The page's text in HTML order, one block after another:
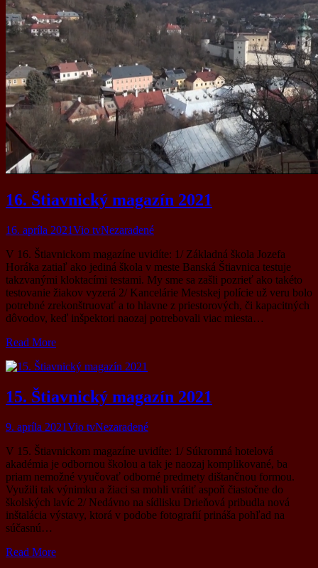
16. Štiavnický magazín 2021
16. apríla 2021Vio tvNezaradené
V 16. Štiavnickom magazíne uvidíte: 1/ Základná škola Jozefa
Horáka zatiaľ ako jediná škola v meste Banská Štiavnica testuje
takzvanými kloktacími testami. My sme sa zašli pozrieť ako takéto
testovanie žiakov vyzerá 2/ Kancelárie Mestskej polície už veru bolo
potrebné zrekonštruovať a to hlavne z priestorových, či kapacitných
dôvodov, keď inšpektori naozaj potrebovali viac miesta…
Read More
15. Štiavnický magazín 2021
9. apríla 2021Vio tvNezaradené
V 15. Štiavnickom magazíne uvidíte: 1/ Súkromná hotelová
akadémia je odbornou školou a tak je naozaj komplikované, ba
priam nemožné vyučovať odborné predmety dištančnou formou.
Využili tak výnimku a žiaci sa mohli vrátiť aspoň čiastočne do
školských lavíc 2/ Nedávno na sídlisku Drieňová pribudla nová
inštalácia výstavy, ktorá v podobe fotografií prináša pohľad na
súčasnú…
Read More